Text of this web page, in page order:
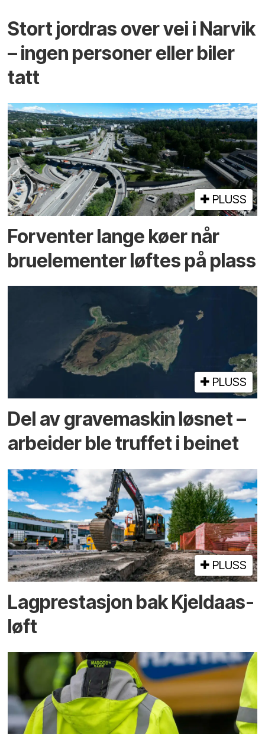
Stort jordras over vei i Narvik
– ingen personer eller biler
tatt
PLUSS
Forventer lange køer når
bru­elementer løftes på plass
PLUSS
Del av grave­maskin løsnet –
arbeider ble truffet i beinet
PLUSS
Lagprestasjon bak Kjeldaas-
løft